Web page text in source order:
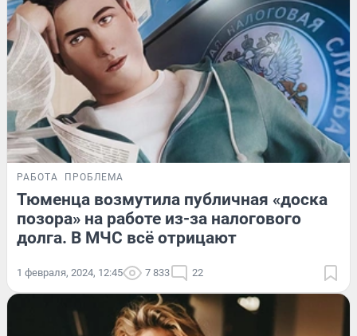
РАБОТА ПРОБЛЕМА
Тюменца возмутила публичная «доска
позора» на работе из-за налогового
долга. В МЧС всё отрицают
1 февраля, 2024, 12:45 7 833 22